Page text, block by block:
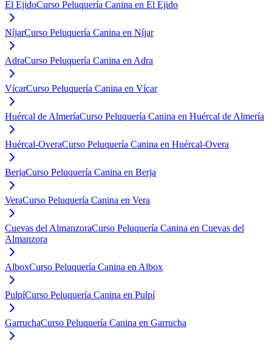
El EjidoCurso Peluquería Canina en El Ejido
NíjarCurso Peluquería Canina en Níjar
AdraCurso Peluquería Canina en Adra
VícarCurso Peluquería Canina en Vícar
Huércal de AlmeríaCurso Peluquería Canina en Huércal de Almería
Huércal-OveraCurso Peluquería Canina en Huércal-Overa
BerjaCurso Peluquería Canina en Berja
VeraCurso Peluquería Canina en Vera
Cuevas del AlmanzoraCurso Peluquería Canina en Cuevas del
Almanzora
AlboxCurso Peluquería Canina en Albox
PulpíCurso Peluquería Canina en Pulpí
GarruchaCurso Peluquería Canina en Garrucha